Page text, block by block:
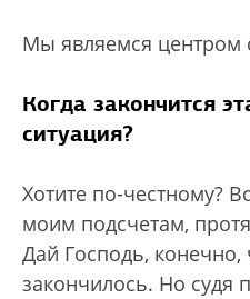
Мы являемся центром
Когда закончится
ситуация?
Хотите по-честному?
моим подсчетам,
Дай Господь,
закончилось. Но судя